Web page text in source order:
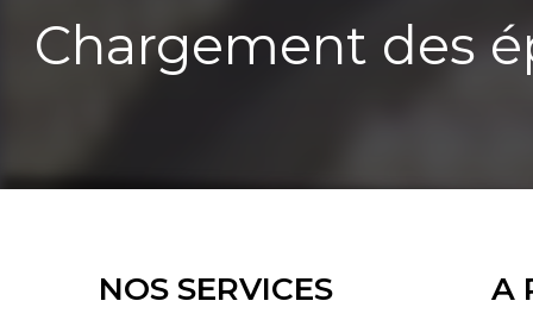
Chargement des
NOS SERVICES A